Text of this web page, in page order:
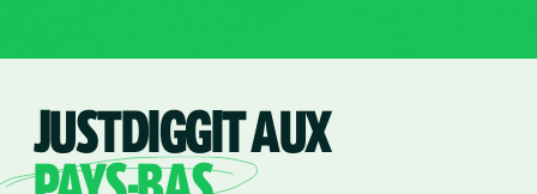
JUSTDIGGIT AUX